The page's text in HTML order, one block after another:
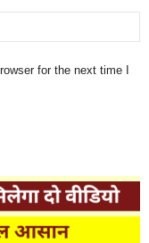
for the next time I